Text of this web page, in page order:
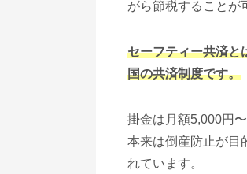
がら節税することが
セーフティー共済と
国の共済制度です。
掛金は月額5,000円
本来は倒産防止が目
れています。